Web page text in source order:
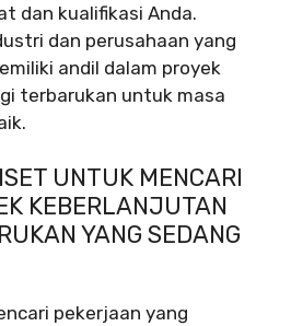
dan kualifikasi Anda.
dan perusahaan yang
andil dalam proyek
terbarukan untuk masa
UNTUK MENCARI
KEBERLANJUTAN
YANG SEDANG
pekerjaan yang